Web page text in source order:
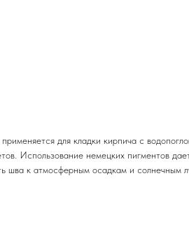
для кладки кирпича с
Использование немецких пигментов
шва к атмосферным осадкам и солнечным